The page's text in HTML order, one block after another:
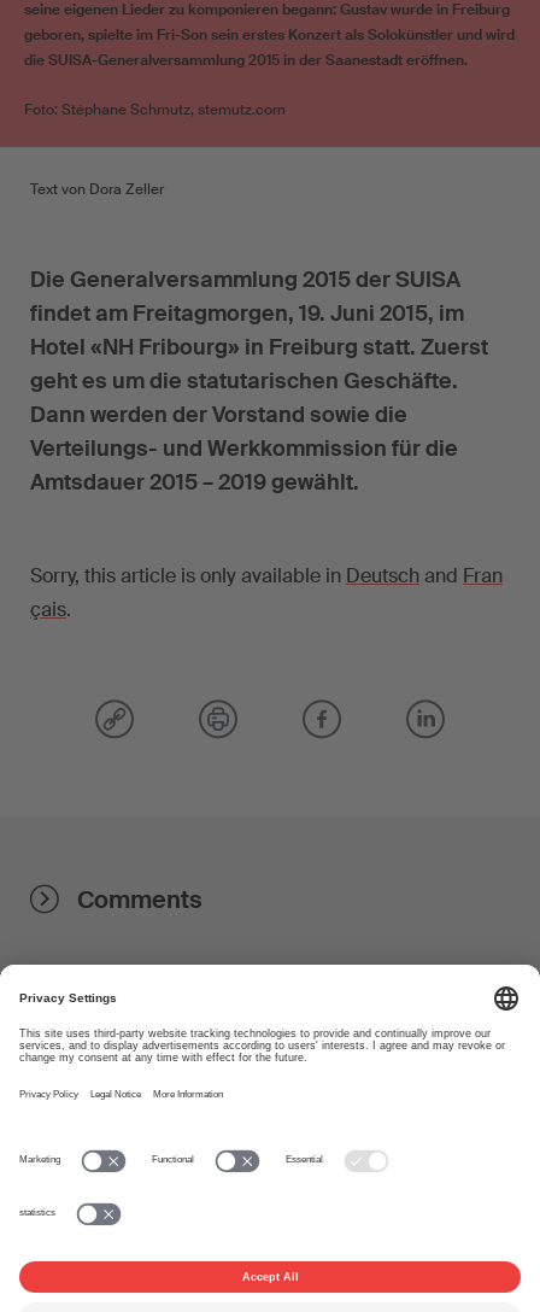
seine eigenen Lieder zu komponieren begann: Gustav wurde in Freiburg
geboren, spielte im Fri-Son sein erstes Konzert als Solokünstler und wird
die SUISA-Generalversammlung 2015 in der Saanestadt eröffnen.
Foto: Stéphane Schmutz, stemutz.com
Text von Dora Zeller
Die Generalversammlung 2015 der SUISA
findet am Freitagmorgen, 19. Juni 2015, im
Hotel «NH Fribourg» in Freiburg statt. Zuerst
geht es um die statutarischen Geschäfte.
Dann werden der Vorstand sowie die
Verteilungs- und Werkkommission für die
Amtsdauer 2015 – 2019 gewählt.
Sorry, this article is only available in Deutschand Fran
çais.
Comments
www.suisa.ch
About
Disclaimer
Privacy Settings